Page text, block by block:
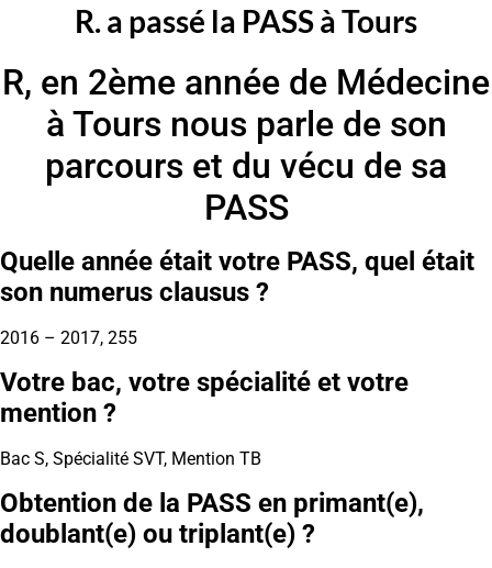
R. a passé la PASS à Tours
R, en 2ème année de Médecine
à Tours nous parle de son
parcours et du vécu de sa
PASS
Quelle année était votre PASS, quel était
son numerus clausus ?
2016 – 2017, 255
Votre bac, votre spécialité et votre
mention ?
Bac S, Spécialité SVT, Mention TB
Obtention de la PASS en primant(e),
doublant(e) ou triplant(e) ?